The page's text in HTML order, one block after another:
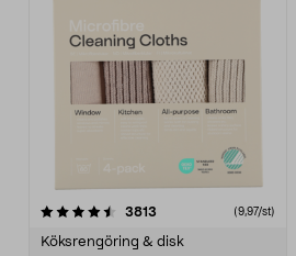
3813 (9,97/st)
Köksrengöring & disk
4.0av 5 stjärnor